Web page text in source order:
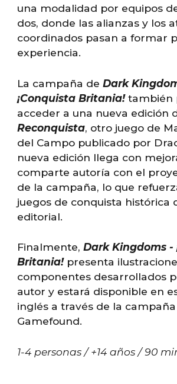
una modalidad por equipos
dos, donde las alianzas y los
coordinados pasan a formar
experiencia.
La campaña de Dark
¡Conquista Britania!también
acceder a una nueva edición
Reconquista, otro juego de
del Campo publicado por
nueva edición llega con
comparte autoría con el
de la campaña, lo que
juegos de conquista histórica
editorial.
Finalmente,Dark Kingdoms -
Britania!presenta
componentes desarrollados
autor y estará disponible en
inglés a través de la
Gamefound.
1-4 personas / +14 años / 90